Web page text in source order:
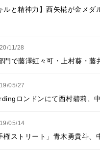
ルと精神力】西矢椛が金メ
11/28
で藤澤虹々可・上村葵・藤
05/27
ロンドンにて西村碧莉、
05/14
ストリート」青木勇貴斗、